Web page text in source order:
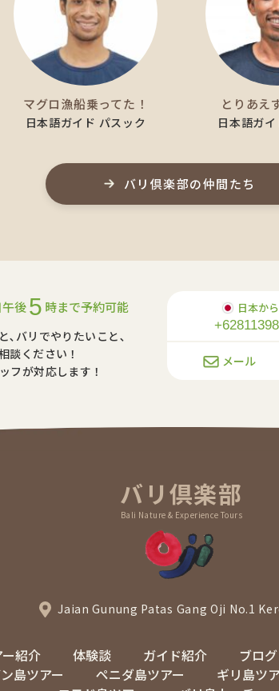
マグロ漁船乗ってた！
日本語ガイド パスック
とりあえ
日本語ガイ
バリ倶楽部の仲間たち
後5 時まで予約可能
､バリでやりたいこと､
談ください！
フが対応します！
日本か
メール
バリ倶楽部
Bali Nature & Experience Tours
Jaian Gunung Patas Gang Oji No.1
紹介 体験談 ガイド紹介 ブログ
島ツアー ペニダ島ツアー ギリ島ツ